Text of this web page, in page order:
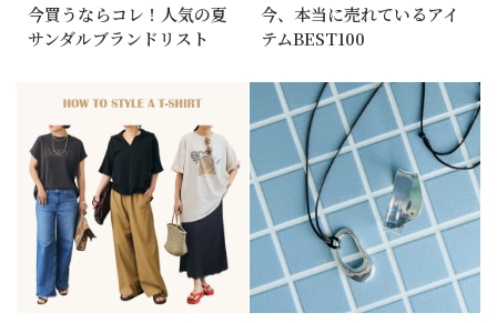
今買うならコレ！人気の夏
サンダルブランドリスト
今、本当に売れているアイ
テムBEST100